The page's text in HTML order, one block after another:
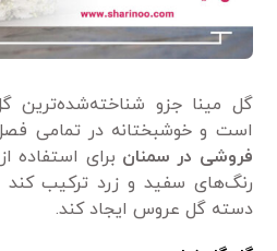
گل مینا جزو شناخته‌شده‌ترین
است و خوشبختانه در تمامی‌
فروشی در سمنان برای استفاده
رنگ‌های سفید و زرد ترکیب کند و
دسته گل عروس ایجاد کند.